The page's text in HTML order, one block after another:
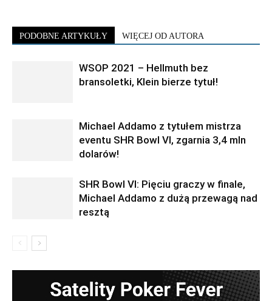
PODOBNE ARTYKUŁY WIĘCEJ OD AUTORA
WSOP 2021 – Hellmuth bez
bransoletki, Klein bierze tytuł!
Michael Addamo z tytułem mistrza
eventu SHR Bowl VI, zgarnia 3,4 mln
dolarów!
SHR Bowl VI: Pięciu graczy w finale,
Michael Addamo z dużą przewagą nad
resztą